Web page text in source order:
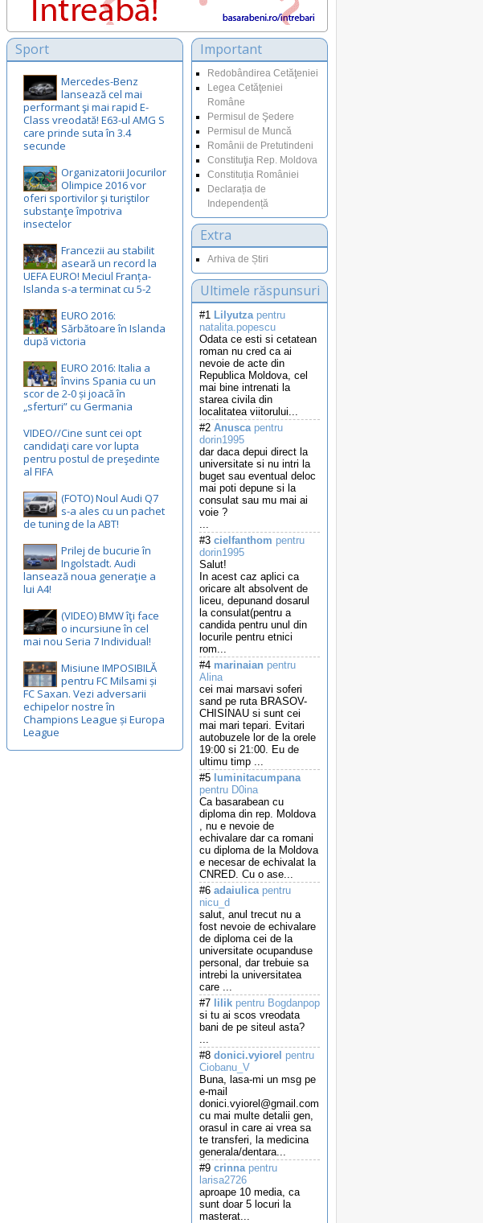
Important
Redobândirea Cetăţeniei
Legea Cetăţeniei
Române
Permisul de Şedere
Permisul de Muncă
Românii de Pretutindeni
Constituţia Rep. Moldova
Constituția României
Declarația de
Independență
Extra
Arhiva de Știri
Ultimele răspunsuri
#1 Lilyutzapentru
natalita.popescu
Odata ce esti si cetatean
roman nu cred ca ai
nevoie de acte din
Republica Moldova, cel
mai bine intrenati la
starea civila din
localitatea viitorului...
#2 Anuscapentru
dorin1995
dar daca depui direct la
universitate si nu intri la
buget sau eventual deloc
mai poti depune si la
consulat sau mu mai ai
voie ?
...
#3 cielfanthom pentru
dorin1995
Salut!
In acest caz aplici ca
oricare alt absolvent de
liceu, depunand dosarul
la consulat(pentru a
candida pentru unul din
locurile pentru etnici
rom...
#4 marinaian pentru
Alina
cei mai marsavi soferi
sand pe ruta BRASOV-
CHISINAU si sunt cei
mai mari tepari. Evitari
autobuzele lor de la orele
19:00 si 21:00. Eu de
ultimu timp ...
#5 luminitacumpana
pentru D0ina
Ca basarabean cu
diploma din rep. Moldova
, nu e nevoie de
echivalare dar ca romani
cu diploma de la Moldova
e necesar de echivalat la
CNRED. Cu o ase...
#6 adaiulicapentru
nicu_d
salut, anul trecut nu a
fost nevoie de echivalare
de diploma cei de la
universitate ocupanduse
personal, dar trebuie sa
intrebi la universitatea
care ...
#7 lilik pentru Bogdanpop
si tu ai scos vreodata
bani de pe siteul asta?
...
#8 donici.vyiorel pentru
Ciobanu_V
Buna, lasa-mi un msg pe
e-mail
donici.vyiorel@gmail.com
cu mai multe detalii gen,
orasul in care ai vrea sa
te transferi, la medicina
generala/dentara...
#9 crinnapentru
larisa2726
aproape 10 media, ca
sunt doar 5 locuri la
masterat...
Sport
Mercedes-Benz
lansează cel mai
performant şi mai rapid E-
Class vreodată! E63-ul AMG S
care prinde suta în 3.4
secunde
Organizatorii Jocurilor
Olimpice 2016 vor
oferi sportivilor şi turiştilor
substanţe împotriva
insectelor
Francezii au stabilit
aseară un record la
UEFA EURO! Meciul Franța-
Islanda s-a terminat cu 5-2
EURO 2016:
Sărbătoare în Islanda
după victoria
EURO 2016: Italia a
învins Spania cu un
scor de 2-0 și joacă în
„sferturi” cu Germania
VIDEO//Cine sunt cei opt
candidaţi care vor lupta
pentru postul de preşedinte
al FIFA
(FOTO) Noul Audi Q7
s-a ales cu un pachet
de tuning de la ABT!
Prilej de bucurie în
Ingolstadt. Audi
lansează noua generaţie a
lui A4!
(VIDEO) BMW îţi face
o incursiune în cel
mai nou Seria 7 Individual!
Misiune IMPOSIBILĂ
pentru FC Milsami și
FC Saxan. Vezi adversarii
echipelor nostre în
Champions League și Europa
League